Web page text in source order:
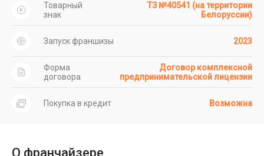
Товарный
знак
ТЗ №40541 (на территории
Белоруссии)
Запуск франшизы 2023
Форма
договора
Договор комплексной
предпринимательской лицензии
Покупка в кредит Возможна
О франчайзере